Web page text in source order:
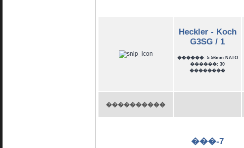
Heckler - Koch
G3SG / 1
������: 5.56mm NATO
������: 30
��������
����������
���-7